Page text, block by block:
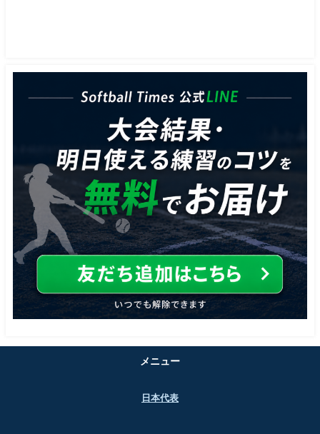
メニュー
日本代表